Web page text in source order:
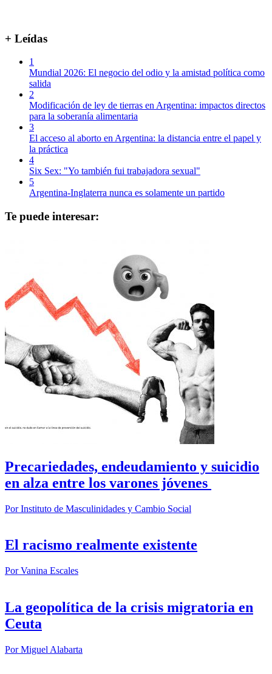
+ Leídas
1
Mundial 2026: El negocio del odio y la amistad política como
salida
2
Modificación de ley de tierras en Argentina: impactos directos
para la soberanía alimentaria
3
El acceso al aborto en Argentina: la distancia entre el papel y
la práctica
4
Six Sex: "Yo también fui trabajadora sexual"
5
Argentina-Inglaterra nunca es solamente un partido
Te puede interesar:
Precariedades, endeudamiento y suicidio
en alza entre los varones jóvenes
PorInstituto de Masculinidades y Cambio Social
El racismo realmente existente
PorVanina Escales
La geopolítica de la crisis migratoria en
Ceuta
PorMiguel Alabarta